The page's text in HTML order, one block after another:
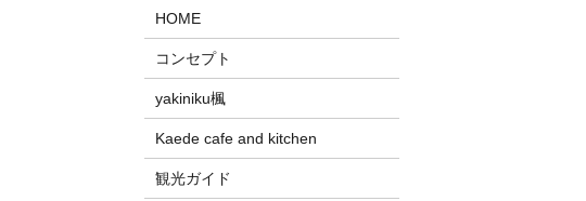
HOME
コンセプト
yakiniku楓
Kaede cafe and kitchen
観光ガイド